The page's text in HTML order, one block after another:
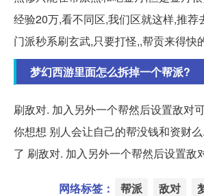
经验20万,看不同区,我们区就这样,推荐
门派秒系刷玄武,只要打怪,,帮贡来得快
梦幻西游里面怎么拆掉一个帮派?
刷敌对. 加入另外一个帮然后设置敌对
你想想 别人会让自己的帮没钱和资财
了 刷敌对. 加入另外一个帮然后设置敌
网络标签： 帮派 敌对